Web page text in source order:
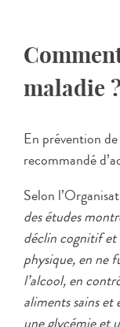
maladie
En prévention
recommandé
Selon
des études
déclin cognitif et
physique, en ne
l’alcool, en
aliments sains